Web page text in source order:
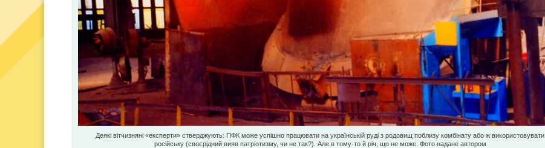
Деякі вітчизняні «експерти» стверджують: ПФК може успішно працювати на українській руді з родовищ поблизу комбінату або ж використовувати
російську (своєрідний вияв патріотизму, чи не так?). Але в тому-то й річ, що не може. Фото надане автором